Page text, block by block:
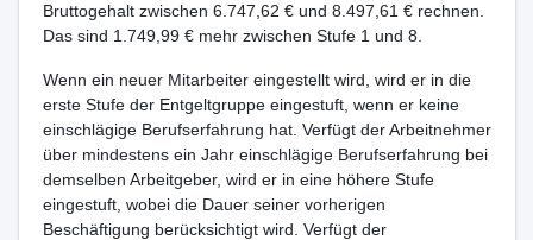
Bruttogehalt zwischen 6.747,62 € und 8.497,61 € rechnen.
Das sind 1.749,99 € mehr zwischen Stufe 1 und 8.
Wenn ein neuer Mitarbeiter eingestellt wird, wird er in die
erste Stufe der Entgeltgruppe eingestuft, wenn er keine
einschlägige Berufserfahrung hat. Verfügt der Arbeitnehmer
über mindestens ein Jahr einschlägige Berufserfahrung bei
demselben Arbeitgeber, wird er in eine höhere Stufe
eingestuft, wobei die Dauer seiner vorherigen
Beschäftigung berücksichtigt wird. Verfügt der